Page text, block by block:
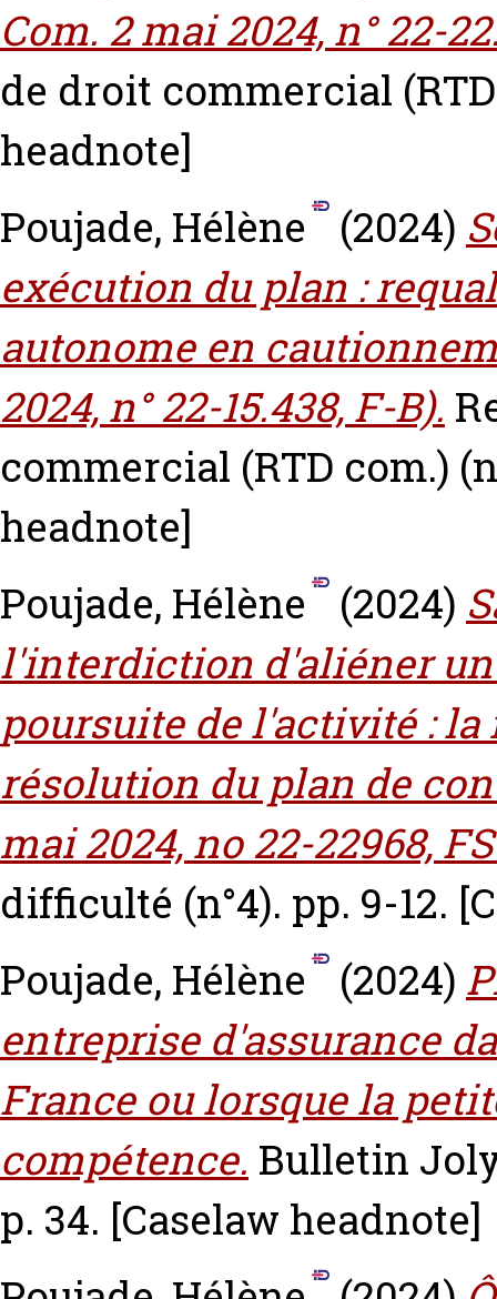
Com. 2 mai 2024, n° 22-
de droit commercial
headnote]
Poujade, Hélène
(2024)
exécution du plan :
autonome en
2024, n° 22-15.438, F-B).
commercial (RTD com.)
headnote]
Poujade, Hélène
(2024)
l'interdiction d'aliéner
poursuite de l'activité :
résolution du plan de
mai 2024, no 22-22968,
difficulté (n°4). pp. 9-12.
Poujade, Hélène
(2024)
entreprise d'assurance
France ou lorsque la
compétence. Bulletin
p. 34. [Caselaw headnote]